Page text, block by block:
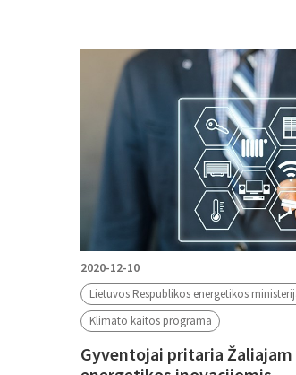
2020-12-10
Lietuvos Respublikos energetikos
Klimato kaitos programa
Gyventojai pritaria